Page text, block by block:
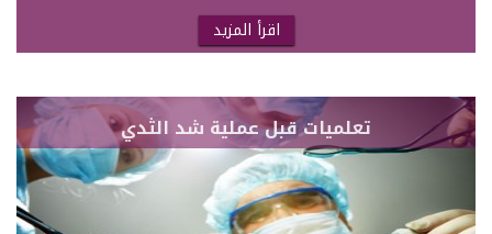
اقرأ المزيد
تعلميات قبل عملية شد الثدي